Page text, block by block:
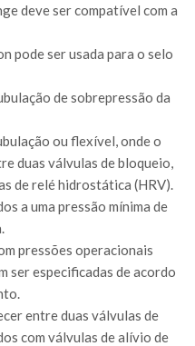
deve ser compatível com a
pode ser usada para o selo
de sobrepressão da
ou flexível, onde o
duas válvulas de bloqueio,
de relé hidrostática (HRV).
a uma pressão mínima de
pressões operacionais
ser especificadas de acordo
entre duas válvulas de
com válvulas de alívio de